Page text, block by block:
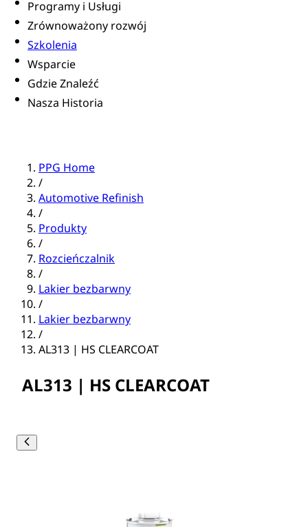
Programy i Usługi
Zrównoważony rozwój
Szkolenia
Wsparcie
Gdzie Znaleźć
Nasza Historia
PPG Home
/
Automotive Refinish
/
Produkty
/
Rozcieńczalnik
/
Lakier bezbarwny
/
Lakier bezbarwny
/
AL313 | HS CLEARCOAT
AL313 | HS CLEARCOAT